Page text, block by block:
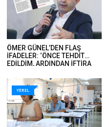
ÖMER GÜNEL’DEN FLAŞ
İFADELER: ‘ÖNCE TEHDİT
EDİLDİM, ARDINDAN İFTİRA
YEREL